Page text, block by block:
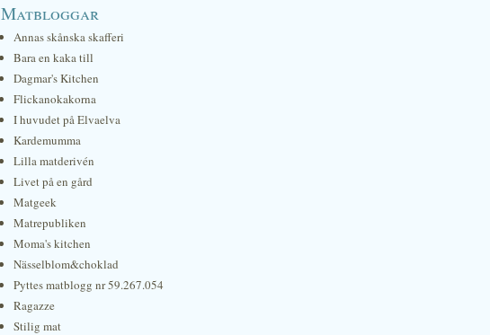
Matbloggar
Annas skånska skafferi
Bara en kaka till
Dagmar's Kitchen
Flickanokakorna
I huvudet på Elvaelva
Kardemumma
Lilla matderivén
Livet på en gård
Matgeek
Matrepubliken
Moma's kitchen
Nässelblom&choklad
Pyttes matblogg nr 59.267.054
Ragazze
Stilig mat